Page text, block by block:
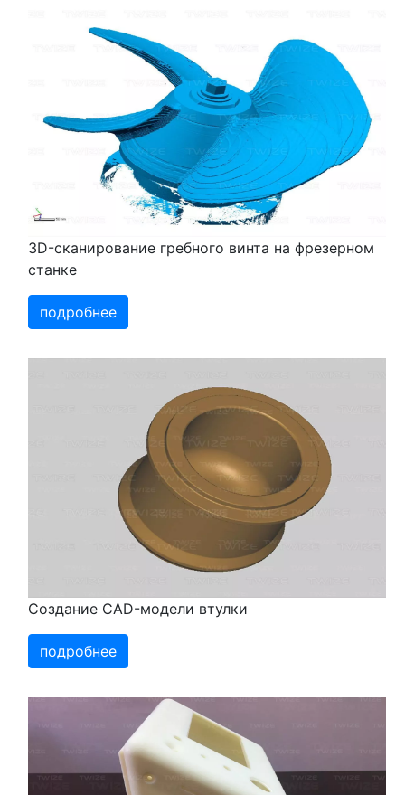
3D-сканирование гребного винта на фрезерном
станке
подробнее
Создание CAD-модели втулки
подробнее